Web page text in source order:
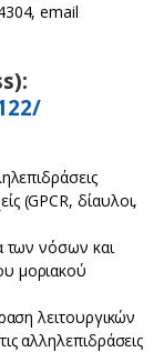
email
(GPCR, δίαυλοι,
των νόσων και
μοριακού
λειτουργικών
αλληλεπιδράσεις